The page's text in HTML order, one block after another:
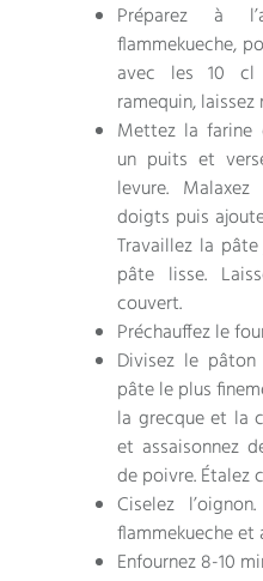
Préparez à
flammekueche,
avec les 10 cl
ramequin, laissez
Mettez la farine
un puits et
levure.
doigts puis
Travaillez la pâte
pâte lisse.
couvert.
Préchauffez le
Divisez le
pâte le plus
la grecque et la
et assaisonnez
de poivre. Étalez
Ciselez
flammekueche et
Enfournez 8-10